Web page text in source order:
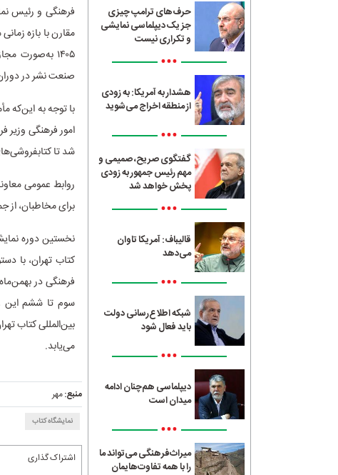
حرف‌های ترامپ چیزی
جز یک دیپلماسی نمایشی
و تکراری نیست
•••
هشدار به آمریکا: به زودی
از منطقه اخراج می‌شوید
•••
گفتگوی صریح، صمیمی و
مهم رئیس جمهور به زودی
پخش خواهد شد
•••
قالیباف: آمریکا تاوان
می‌دهد
•••
شبکه اطلاع‌رسانی دولت
باید فعال شود
•••
دیپلماسی هم‌چنان ادامه
میدان است
•••
میراث‌فرهنگی می‌تواند ما
را با همه تفاوت‌هایمان
فرهنگی و رئیس
۱۴۰۵
صنعت نشر در
با توجه به این‌که
امور فرهنگی وزیر
شد تا
روابط عمومی
برای مخاطبان، از
نخستین دوره
کتاب تهران، با
می‌یابد.
منبع:مهر
نمایشگاه کتاب
اشتراک گذاری